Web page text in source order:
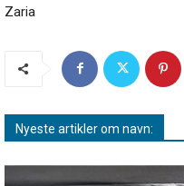
Zaria
Nyeste artikler om navn: